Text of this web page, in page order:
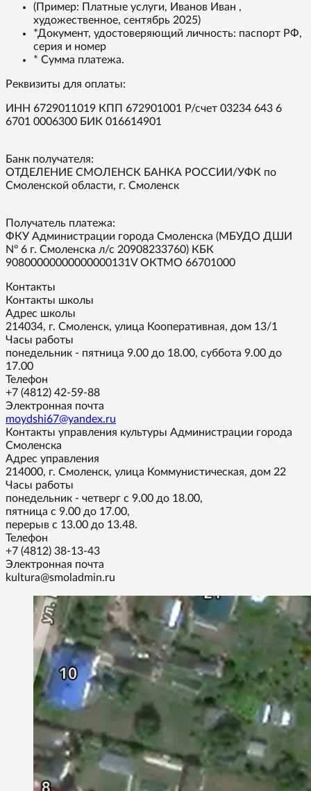
(Пример: Платные услуги, Иванов Иван ,
художественное, сентябрь 2025)
*Документ, удостоверяющий личность: паспорт РФ,
серия и номер
* Сумма платежа.
Реквизиты для оплаты:
ИНН 6729011019 КПП 672901001 Р/счет 03234 643 6
6701 0006300 БИК 016614901
Банк получателя:
ОТДЕЛЕНИЕ СМОЛЕНСК БАНКА РОССИИ/УФК по
Смоленской области, г. Смоленск
Получатель платежа:
ФКУ Администрации города Смоленска (МБУДО ДШИ
Nº 6 г. Смоленска л/с 20908233760) КБК
90800000000000000131V ОКТМО 66701000
Контакты
Контакты школы
Адрес школы
214034, г. Смоленск, улица Кооперативная, дом 13/1
Часы работы
понедельник - пятница 9.00 до 18.00, суббота 9.00 до
17.00
Телефон
+7 (4812) 42-59-88
Электронная почта
moydshi67@yandex.ru
Контакты управления культуры Администрации города
Смоленска
Адрес управления
214000, г. Смоленск, улица Коммунистическая, дом 22
Часы работы
понедельник - четверг с 9.00 до 18.00,
пятница с 9.00 до 17.00,
перерыв с 13.00 до 13.48.
Телефон
+7 (4812) 38-13-43
Электронная почта
kultura@smoladmin.ru